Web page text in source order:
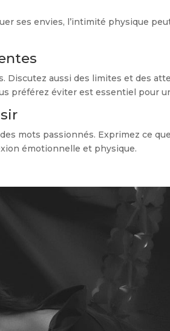
ses envies, l’intimité physique
Discutez aussi des limites et des
préférez éviter est essentiel pour
mots passionnés. Exprimez ce
émotionnelle et physique.